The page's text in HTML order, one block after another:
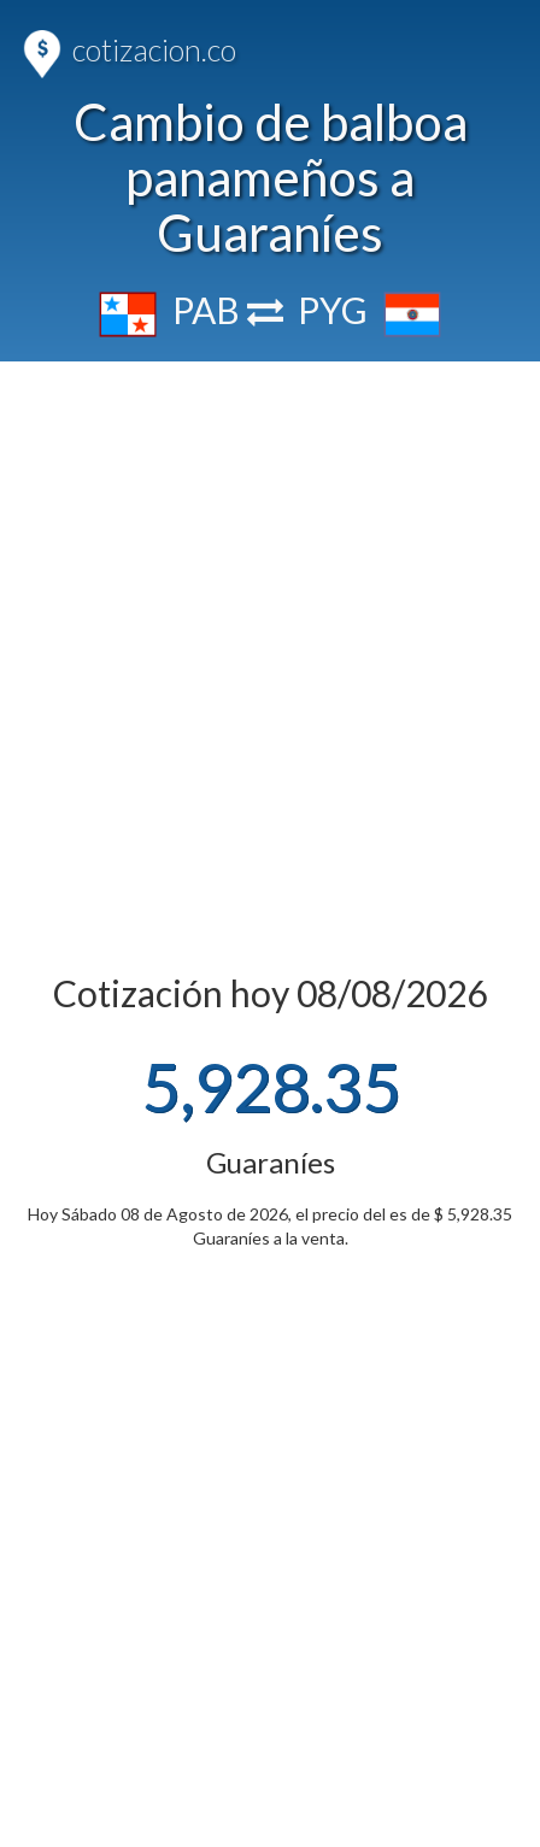
cotizacion.co
Cambio de balboa
panameños a
Guaraníes
PAB PYG
Cotización hoy 08/08/2026
5,928.35
Guaraníes
Hoy Sábado 08 de Agosto de 2026, el precio del es de $ 5,928.35
Guaraníes a la venta.